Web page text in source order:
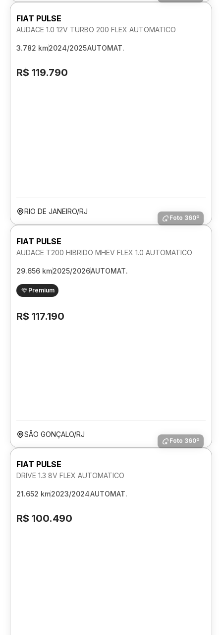
FIAT PULSE
AUDACE 1.0 12V TURBO 200 FLEX AUTOMATICO
3.782 km2024/2025AUTOMAT.
R$ 119.790
RIO DE JANEIRO/RJ
Foto 360º
FIAT PULSE
AUDACE T200 HIBRIDO MHEV FLEX 1.0 AUTOMATICO
29.656 km2025/2026AUTOMAT.
Premium
R$ 117.190
SÃO GONÇALO/RJ
Foto 360º
FIAT PULSE
DRIVE 1.3 8V FLEX AUTOMATICO
21.652 km2023/2024AUTOMAT.
R$ 100.490